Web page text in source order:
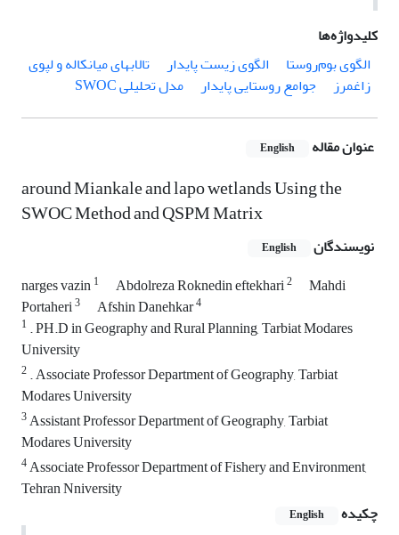
کلیدواژه‌ها
الگوی بوم‌روستا
‌الگوی زیست‌ پایدار
تالاب‏های میانکاله و لپوی
زاغمرز‌
جوامع روستایی پایدار مدل تحلیلی SWOC
عنوان مقاله English
around Miankale and lapo wetlands Using the
SWOC Method and QSPM Matrix
نویسندگان English
narges vazin1 Abdolreza Roknedin eftekhari2
Mahdi
Portaheri3 Afshin Danehkar4
1 . PH.D in Geography and Rural Planning, Tarbiat Modares
University
2. Associate Professor Department of Geography, Tarbiat
Modares University
3Assistant Professor Department of Geography, Tarbiat
Modares University
4Associate Professor Department of Fishery and Environment,
Tehran Nniversity
چکیده
English